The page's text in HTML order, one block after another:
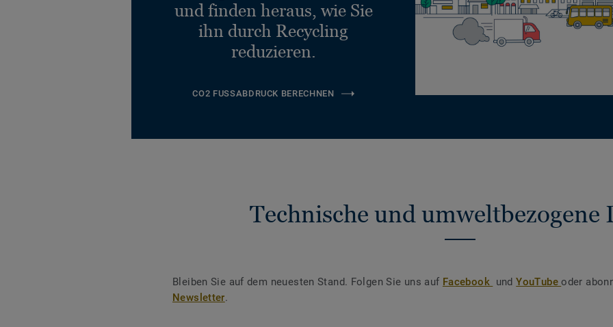
und finden heraus, wie Sie
ihn durch Recycling
reduzieren.
CO2 FUSSABDRUCK BERECHNEN
Technische und umweltbezogene
Bleiben Sie auf dem neuesten Stand. Folgen Sie uns auf Facebook undYouTubeoder
Newsletter.